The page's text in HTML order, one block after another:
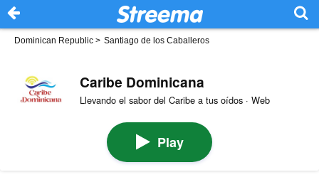
Dominican Republic > Santiago de los Caballeros
Caribe Dominicana
Llevando el sabor del Caribe a tus oídos · Web
Play